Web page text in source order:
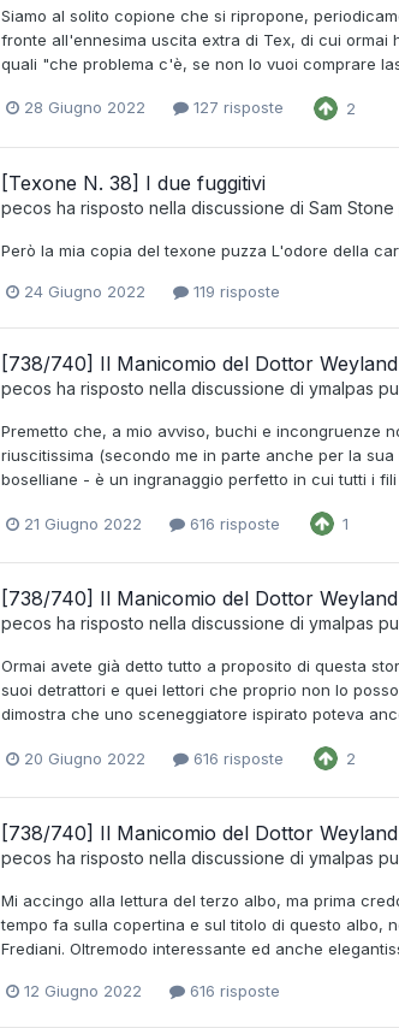
Siamo al solito copione che si ripropone,
fronte all'ennesima uscita extra di Tex, di cui ormai
quali "che problema c'è, se non lo vuoi comprare
28 Giugno 2022 127 risposte 2
[Texone N. 38] I due fuggitivi
pecos ha risposto nella discussione di Sam Stone
Però la mia copia del texone puzza L'odore della
24 Giugno 2022 119 risposte
[738/740] Il Manicomio del Dottor Weyland
pecos ha risposto nella discussione di ymalpas
Premetto che, a mio avviso, buchi e incongruenze
riuscitissima (secondo me in parte anche per la
boselliane - è un ingranaggio perfetto in cui tutti i
21 Giugno 2022 616 risposte 1
[738/740] Il Manicomio del Dottor Weyland
pecos ha risposto nella discussione di ymalpas
Ormai avete già detto tutto a proposito di questa
suoi detrattori e quei lettori che proprio non lo
dimostra che uno sceneggiatore ispirato poteva
20 Giugno 2022 616 risposte 2
[738/740] Il Manicomio del Dottor Weyland
pecos ha risposto nella discussione di ymalpas
Mi accingo alla lettura del terzo albo, ma prima
tempo fa sulla copertina e sul titolo di questo albo,
Frediani. Oltremodo interessante ed anche
12 Giugno 2022 616 risposte